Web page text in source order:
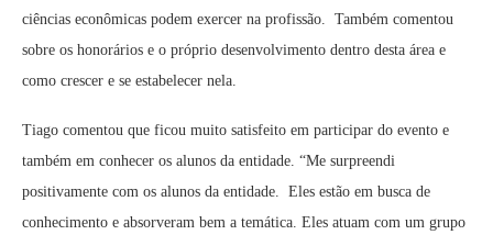
ciências econômicas podem exercer na profissão. Também comentou
sobre os honorários e o próprio desenvolvimento dentro desta área e
como crescer e se estabelecer nela.
Tiago comentou que ficou muito satisfeito em participar do evento e
também em conhecer os alunos da entidade. “Me surpreendi
positivamente com os alunos da entidade. Eles estão em busca de
conhecimento e absorveram bem a temática. Eles atuam com um grupo